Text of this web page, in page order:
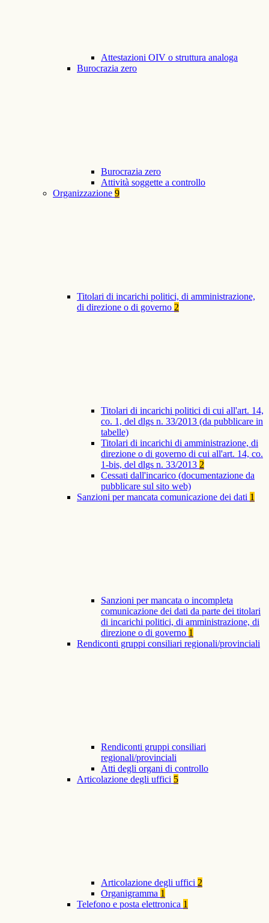
Attestazioni OIV o struttura analoga
Burocrazia zero
Burocrazia zero
Attività soggette a controllo
Organizzazione 9
Titolari di incarichi politici, di amministrazione,
di direzione o di governo 2
Titolari di incarichi politici di cui all'art. 14,
co. 1, del dlgs n. 33/2013 (da pubblicare in
tabelle)
Titolari di incarichi di amministrazione, di
direzione o di governo di cui all'art. 14, co.
1-bis, del dlgs n. 33/2013 2
Cessati dall'incarico (documentazione da
pubblicare sul sito web)
Sanzioni per mancata comunicazione dei dati 1
Sanzioni per mancata o incompleta
comunicazione dei dati da parte dei titolari
di incarichi politici, di amministrazione, di
direzione o di governo 1
Rendiconti gruppi consiliari regionali/provinciali
Rendiconti gruppi consiliari
regionali/provinciali
Atti degli organi di controllo
Articolazione degli uffici 5
Articolazione degli uffici 2
Organigramma 1
Telefono e posta elettronica 1